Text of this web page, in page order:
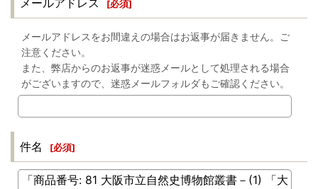
メールアドレス [必須]
メールアドレスをお間違えの場合はお返事が届きません。ご
注意ください。
また、弊店からのお返事が迷惑メールとして処理される場合
がございますので、迷惑メールフォルダもご確認ください。
件名 [必須]